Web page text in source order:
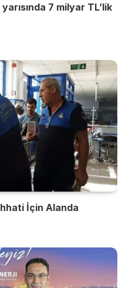
7 milyar TL’lik
İçin Alanda